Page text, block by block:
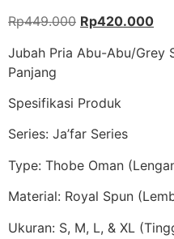
Rp449.000 Rp420.000
Jubah Pria Abu-Abu/Grey
Panjang
Spesifikasi Produk
Series: Ja’far Series
Type: Thobe Oman
Material: Royal Spun
Ukuran: S, M, L, & XL